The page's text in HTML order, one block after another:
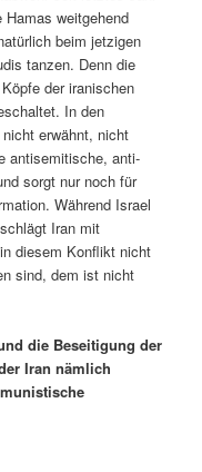
weitgehend
beim jetzigen
tanzen. Denn die
der iranischen
In den
erwähnt, nicht
antisemitische, anti-
sorgt nur noch für
Während Israel
Iran mit
diesem Konflikt nicht
sind, dem ist nicht
die Beseitigung der
Iran nämlich